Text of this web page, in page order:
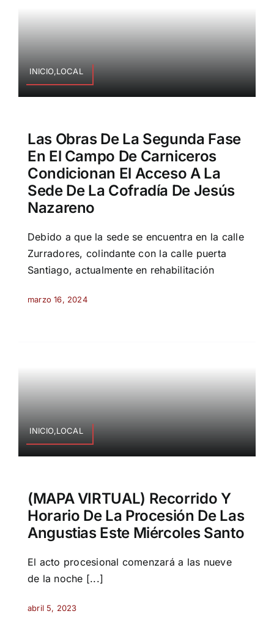
INICIO,LOCAL
Las Obras De La Segunda Fase
En El Campo De Carniceros
Condicionan El Acceso A La
Sede De La Cofradía De Jesús
Nazareno
Debido a que la sede se encuentra en la calle
Zurradores, colindante con la calle puerta
Santiago, actualmente en rehabilitación
marzo 16, 2024
INICIO,LOCAL
(MAPA VIRTUAL) Recorrido Y
Horario De La Procesión De Las
Angustias Este Miércoles Santo
El acto procesional comenzará a las nueve
de la noche [...]
abril 5, 2023